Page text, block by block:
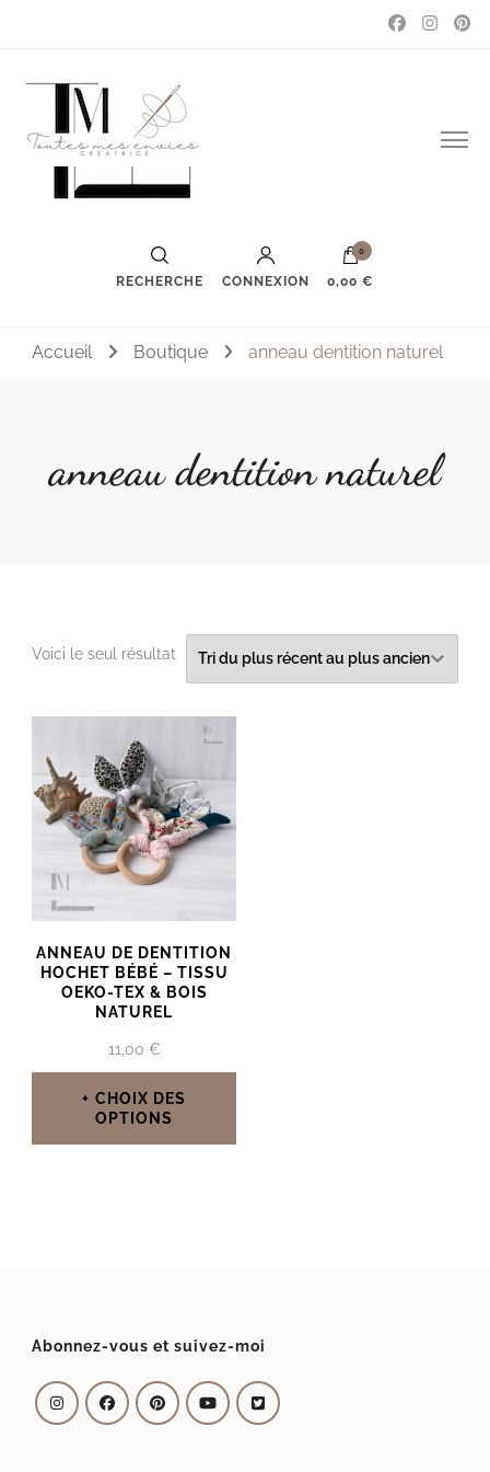
Toutes mes envies
Couture, accessoires, mode, bijoux …
RECHERCHE CONNEXION
0
0,00 €
Accueil Boutique anneau dentition naturel
anneau dentition naturel
Voici le seul résultat
ANNEAU DE DENTITION
HOCHET BÉBÉ – TISSU
OEKO-TEX & BOIS
NATUREL
11,00 €
CHOIX DES
OPTIONS
Les
options
peuvent
Abonnez-vous et suivez-moi